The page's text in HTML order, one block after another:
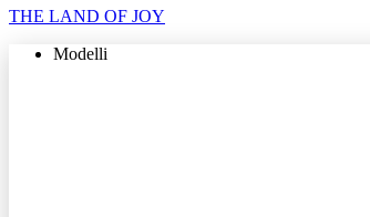
THE LAND OF JOY
Modelli